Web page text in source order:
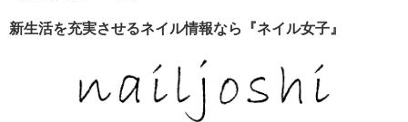
新生活を充実させるネイル情報なら『ネイル女子』